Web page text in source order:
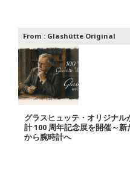
From : Glashütte Original
グラスヒュッテ・オリジナ
計 100 周年記念展を開催～
から腕時計へ